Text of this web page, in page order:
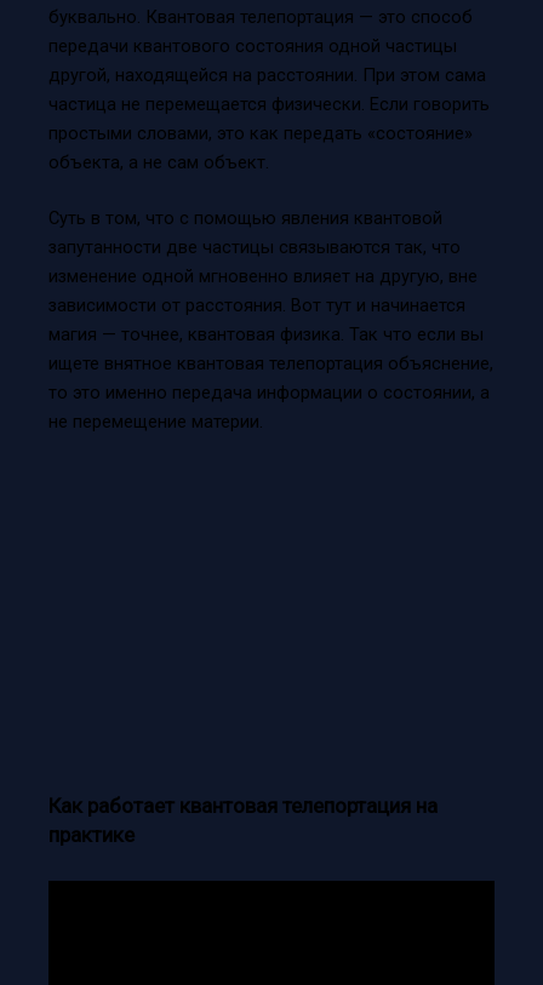
буквально. Квантовая телепортация — это способ
передачи квантового состояния одной частицы
другой, находящейся на расстоянии. При этом сама
частица не перемещается физически. Если говорить
простыми словами, это как передать «состояние»
объекта, а не сам объект.
Суть в том, что с помощью явления квантовой
запутанности две частицы связываются так, что
изменение одной мгновенно влияет на другую, вне
зависимости от расстояния. Вот тут и начинается
магия — точнее, квантовая физика. Так что если вы
ищете внятное квантовая телепортация объяснение,
то это именно передача информации о состоянии, а
не перемещение материи.
Как работает квантовая телепортация на
практике